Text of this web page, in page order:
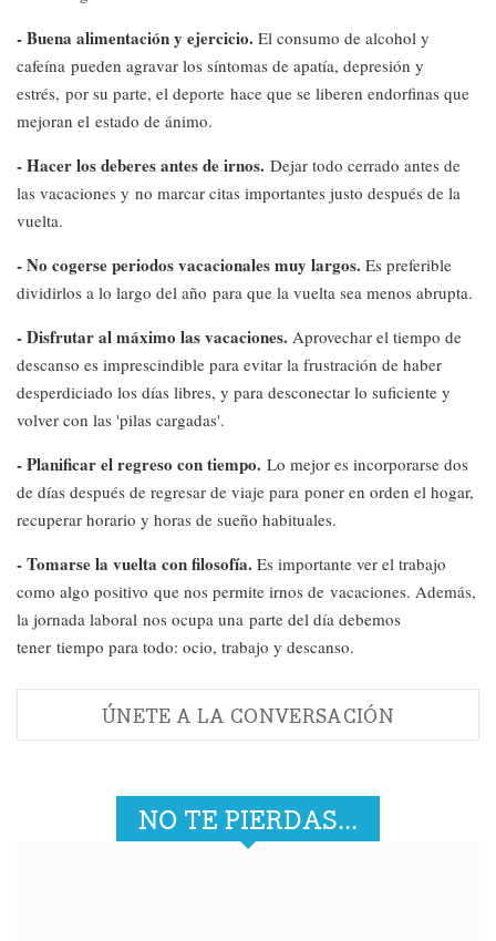
- Buena alimentación y ejercicio. El consumo de alcohol y
cafeína pueden agravar los síntomas de apatía, depresión y
estrés, por su parte, el deporte hace que se liberen endorfinas que
mejoran el estado de ánimo.
- Hacer los deberes antes de irnos. Dejar todo cerrado antes de
las vacaciones y no marcar citas importantes justo después de la
vuelta.
- No cogerse periodos vacacionales muy largos. Es preferible
dividirlos a lo largo del año para que la vuelta sea menos abrupta.
- Disfrutar al máximo las vacaciones. Aprovechar el tiempo de
descanso es imprescindible para evitar la frustración de haber
desperdiciado los días libres, y para desconectar lo suficiente y
volver con las 'pilas cargadas'.
- Planificar el regreso con tiempo. Lo mejor es incorporarse dos
de días después de regresar de viaje para poner en orden el hogar,
recuperar horario y horas de sueño habituales.
- Tomarse la vuelta con filosofía. Es importante ver el trabajo
como algo positivo que nos permite irnos de vacaciones. Además,
la jornada laboral nos ocupa una parte del día debemos
tener tiempo para todo: ocio, trabajo y descanso.
ÚNETE A LA CONVERSACIÓN
NO TE PIERDAS...